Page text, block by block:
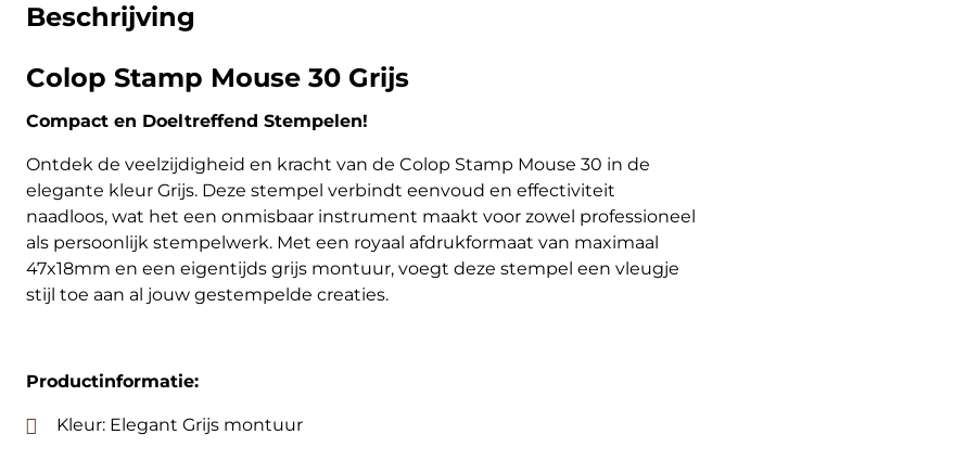
Beschrijving
Colop Stamp Mouse 30 Grijs
Compact en Doeltreffend Stempelen!
Ontdek de veelzijdigheid en kracht van de Colop Stamp Mouse 30 in de
elegante kleur Grijs. Deze stempel verbindt eenvoud en effectiviteit
naadloos, wat het een onmisbaar instrument maakt voor zowel professioneel
als persoonlijk stempelwerk. Met een royaal afdrukformaat van maximaal
47x18mm en een eigentijds grijs montuur, voegt deze stempel een vleugje
stijl toe aan al jouw gestempelde creaties.
Productinformatie:
Kleur: Elegant Grijs montuur